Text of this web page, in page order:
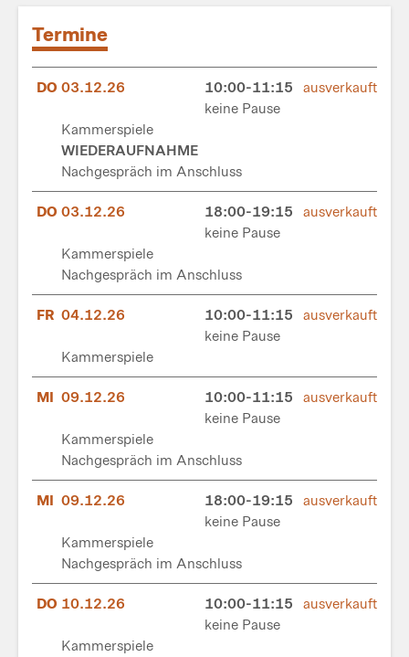
Termine
DO 03.12.26
10:00-11:15
keine Pause
Kammerspiele
WIEDERAUFNAHME
Nachgespräch im Anschluss
ausverkauft
DO 03.12.26
18:00-19:15
keine Pause
Kammerspiele
Nachgespräch im Anschluss
ausverkauft
FR 04.12.26
10:00-11:15
keine Pause
Kammerspiele
ausverkauft
MI 09.12.26
10:00-11:15
keine Pause
Kammerspiele
Nachgespräch im Anschluss
ausverkauft
MI 09.12.26
18:00-19:15
keine Pause
Kammerspiele
Nachgespräch im Anschluss
ausverkauft
DO 10.12.26
10:00-11:15
keine Pause
Kammerspiele
ausverkauft